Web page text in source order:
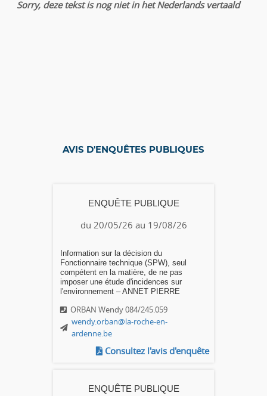
Sorry, deze tekst is nog niet in het Nederlands vertaald
AVIS D'ENQUÊTES PUBLIQUES
ENQUÊTE PUBLIQUE
du 20/05/26 au 19/08/26
Information sur la décision du
Fonctionnaire technique (SPW), seul
compétent en la matière, de ne pas
imposer une étude d'incidences sur
l'environnement – ANNET PIERRE
ORBAN Wendy 084/245.059
wendy.orban@la-roche-en-
ardenne.be
Consultez l'avis d'enquête
ENQUÊTE PUBLIQUE